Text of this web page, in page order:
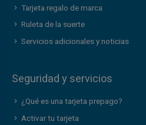
Tarjeta regalo de marca
Ruleta de la suerte
Servicios adicionales y noticias
Seguridad y servicios
¿Qué es una tarjeta prepago?
Activar tu tarjeta